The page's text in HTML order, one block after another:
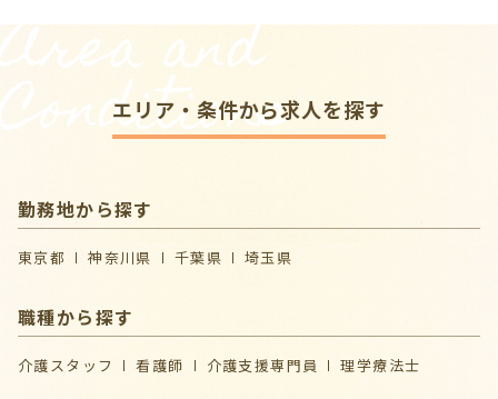
Area and
Conditions
エリア・条件から求人を探す
勤務地から探す
東京都 神奈川県 千葉県 埼玉県
職種から探す
介護スタッフ 看護師 介護支援専門員 理学療法士